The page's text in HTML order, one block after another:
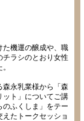
機運の醸成や、職
チラシのとおり女性
永乳業様から「森
ット」についてご講
ふくしま」をテー
たトークセッショ